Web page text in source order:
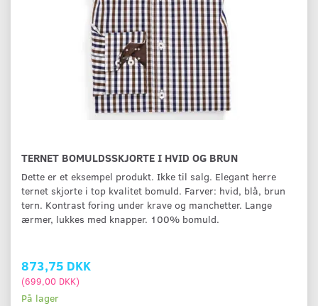
TERNET BOMULDSSKJORTE I HVID OG BRUN
Dette er et eksempel produkt. Ikke til salg. Elegant herre
ternet skjorte i top kvalitet bomuld. Farver: hvid, blå, brun
tern. Kontrast foring under krave og manchetter. Lange
ærmer, lukkes med knapper. 100% bomuld.
873,75 DKK
(699,00 DKK)
På lager